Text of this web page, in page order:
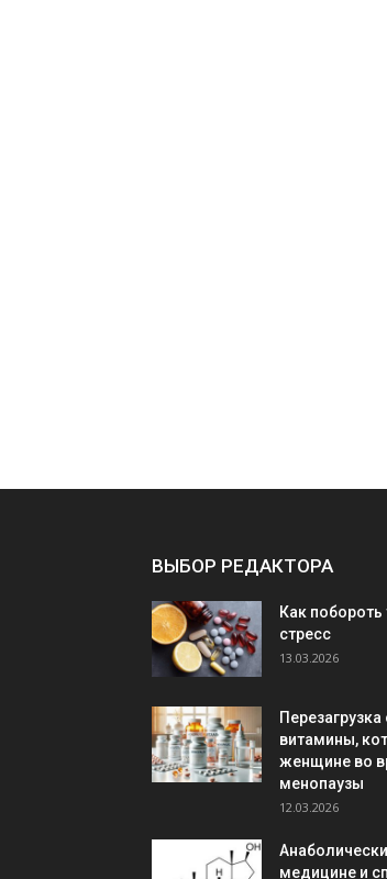
ВЫБОР РЕДАКТОРА
Как побороть
стресс
13.03.2026
витамины,
женщине во
менопаузы
12.03.2026
медицине и